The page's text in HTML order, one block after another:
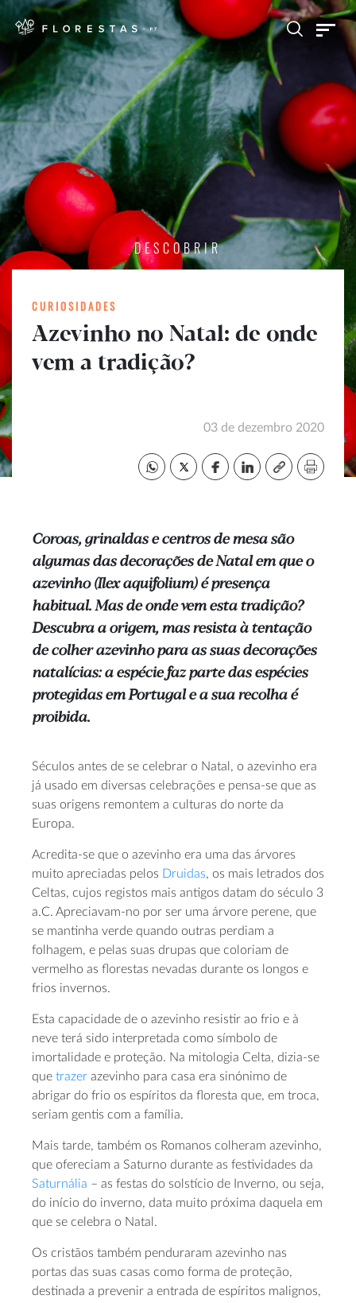
DESCOBRIR
CURIOSIDADES
Azevinho no Natal: de onde
vem a tradição?
03 de dezembro 2020
Coroas, grinaldas e centros de mesa são
algumas das decorações de Natal em que o
azevinho (Ilex aquifolium) é presença
habitual. Mas de onde vem esta tradição?
Descubra a origem, mas resista à tentação
de colher azevinho para as suas decorações
natalícias: a espécie faz parte das espécies
protegidas em Portugal e a sua recolha é
proibida.
Séculos antes de se celebrar o Natal, o azevinho era
já usado em diversas celebrações e pensa-se que as
suas origens remontem a culturas do norte da
Europa.
Acredita-se que o azevinho era uma das árvores
muito apreciadas pelos Druidas, os mais letrados dos
Celtas, cujos registos mais antigos datam do século 3
a.C. Apreciavam-no por ser uma árvore perene, que
se mantinha verde quando outras perdiam a
folhagem, e pelas suas drupas que coloriam de
vermelho as florestas nevadas durante os longos e
frios invernos.
Esta capacidade de o azevinho resistir ao frio e à
neve terá sido interpretada como símbolo de
imortalidade e proteção. Na mitologia Celta, dizia-se
que trazer azevinho para casa era sinónimo de
abrigar do frio os espíritos da floresta que, em troca,
seriam gentis com a família.
Mais tarde, também os Romanos colheram azevinho,
que ofereciam a Saturno durante as festividades da
Saturnália – as festas do solstício de Inverno, ou seja,
do início do inverno, data muito próxima daquela em
que se celebra o Natal.
Os cristãos também penduraram azevinho nas
portas das suas casas como forma de proteção,
destinada a prevenir a entrada de espíritos malignos,